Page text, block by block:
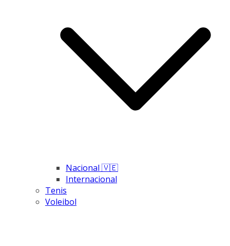
Nacional 🇻🇪
Internacional
Tenis
Voleibol